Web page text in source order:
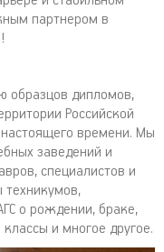
партнером в
образцов дипломов,
Российской
времени. Мы
заведений и
специалистов и
о рождении, браке,
и многое другое.